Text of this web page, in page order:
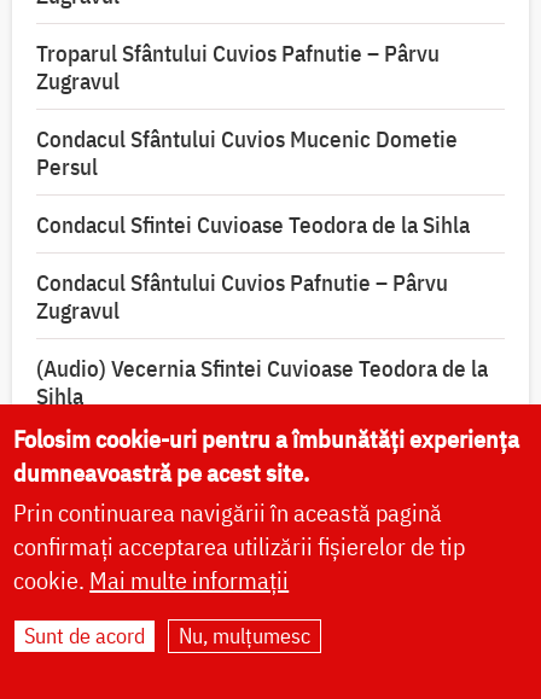
Troparul Sfântului Cuvios Pafnutie – Pârvu
Zugravul
Condacul Sfântului Cuvios Mucenic Dometie
Persul
Condacul Sfintei Cuvioase Teodora de la Sihla
Condacul Sfântului Cuvios Pafnutie – Pârvu
Zugravul
(Audio) Vecernia Sfintei Cuvioase Teodora de la
Sihla
(Video) Troparul Sfintei Cuvioase Teodora de la
Sihla
(Audio) Condacul Sfintei Cuvioase Teodora de la
Sihla
Folosim cookie-uri pentru a îmbunătăți experiența
dumneavoastră pe acest site.
Prin continuarea navigării în această pagină
confirmați acceptarea utilizării fișierelor de tip
cookie. Mai multe informații
Sunt de acord Nu, mulțumesc